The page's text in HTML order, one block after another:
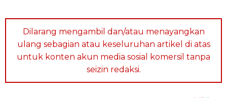
Dilarang mengambil dan/atau menayangkan
ulang sebagian atau keseluruhan artikel di atas
untuk konten akun media sosial komersil tanpa
seizin redaksi.